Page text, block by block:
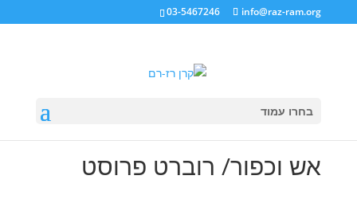
03-5467246 info@raz-ram.org
בחרו עמוד
אש וכפור/ רוברט פרוסט